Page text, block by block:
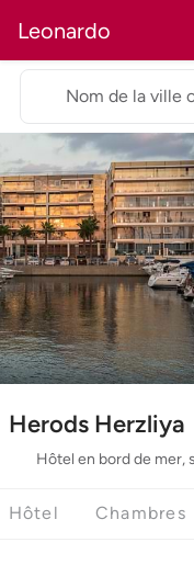
Leonardo
Herods Herzliya
Hôtel en bord de mer,
Nom de la ville
Hôtel Chambres